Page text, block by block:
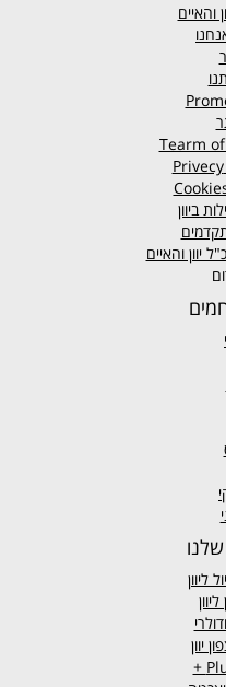
והאיים
Privecy
ביוון
יוון והאיים
ליוון
יוון